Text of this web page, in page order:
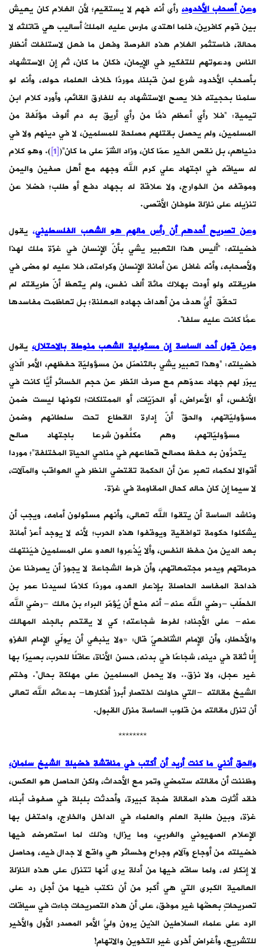
وعن أصحاب الأخدود، رأى أنه فهم لا يستقيم؛ لأن الغلام كان يعيش
بين قوم كافرين، فلما اهتدى مارس عليه الملكُ أساليب هي قاتلتُه لا
محالة، فاستثمر الغلام هذه الفرصة وفعل ما فعل لاستلفات أنظار
الناس ودعوتهم للتفكير في الإيمان، فكان ما كان، ثم إن الاستشهاد
بأصحاب الأخدود شرع لمن قبلنا، موردًا خلاف العلماء حوله، وأنه لو
سلمنا بحجيته فلا يصح الاستشهاد به للفارق القائم، وأورد كلام ابن
تيمية: “فلا رأي أعظم ‌ذمًّا من رأي أريق به دم ألوف مؤلّفة من
المسلمين، ولم يحصل بقتلهم مصلحة للمسلمين، لا في دينهم ولا في
دنياهم، بل نقص الخير عمّا كان، وزاد الشّرّ على ما كان”([1] ). وهو كلام
له سياقه في اجتهاد علي كرم الله وجهه مع أهل صفين واليمن
وموقفه من الخوارج، ولا علاقة له بجهاد دفع أو طلب؛ فضلا عن
تنزيله على نازلة طوفان الأقصى.
وعن تصريح أحدهم أن رأس مالهم هو الشعب الفلسطيني، يقول
فضيلته: “أليس هذا التّعبير يشي بأنّ الإنسان في غزّة ملك لهذا
ولأصحابه، وأنّه غافل عن أمانة الإنسان وكرامته، فلا عليه لو مضى في
طريقته ولو أودت بهلاك مائة ألف نفس، ولم يتّعظ أنّ طريقته لم
تحقّق أيّ هدف من أهداف جهاده المعلنة؛ بل تعاظمت مفاسدُها
عمّا كانت عليه سلفًا”.
وعن قول أحد الساسة إن مسئولية الشعب منوطة بالاحتلال،يقول
فضيلته: “وهذا تعبير يشي بالتّنصّل من مسؤوليّة حفظهم، الأمر الّذي
يبرّر لهم جهاد عدوّهم مع صرف النّظر عن حجم الخسائر أيّاً كانت في
الأنفس، أو الأعراض، أو الحرّيّات، أو الممتلكات؛ لكونها ليست ضمن
مسؤوليّاتهم، والحقّ أنّ إدارة القطاع تحت سلطانهم وضمن
مسؤوليّاتهم، وهم مكلّفون شرعاً باجتهاد صالح
يتحرّون به حفظ مصالح قطاعهم في مناحي الحياة المختلفة”؛ موردًا
أقوالا لحكماء تعبر عن أن الحكمة تقتضي النظر في العواقب والمآلات،
لا سيما إن كان حاله كحال المقاومة في غزة.
وناشد الساسة أن يتقوا الله تعالى، وأنهم مسئولون أمامه، ويجب أن
يشكلوا حكومة توافقية ويوقفوا هذه الحرب؛ لأنه لا يوجد أعز أمانة
بعد الدين من حفظ النفس، وألا يُذْعِروا العدو على المسلمين فيَنتهك
حرماتهم ويدمر مجتمعاتهم، وأن فرط الشجاعة لا يجوز أن يصرفنا عن
فداحة المفاسد الحاصلة بإذعار العدو، موردًا كلامًا لسيدنا عمر بن
الخطّاب -رضي الله عنه- أنه منع أن يُؤمّر البراء بن مالك -رضي الله
عنه- على الأجناد؛ لفرط شجاعته؛ كي لا يقتحم بالجند المهالك
والأخطار، وأن الإمام الشّافعيّ قال: «ولا ينبغي أن يولّي الإمام الغزو
إلّا ‌ثقةً ‌في ‌دينه، شجاعًا في بدنه، حسن الأناة، عاقلًا للحرب، بصيرًا بها
غير عجل، ولا نزق.. ولا يحمل المسلمين على مهلكة بحال”. وختم
الشيخ مقالته -التي حاولت اختصار أبرز أفكارها- بدعائه الله تعالى
أن تنزل مقالته من قلوب الساسة منزل القبول.
********
والحق أنني ما كنت أريد أن أكتب في مناقشة فضيلة الشيخ سلمان،
وظننت أن مقالته ستمضي وتمر مع الأحداث، ولكن الحاصل هو العكس،
فقد أثارت هذه المقالة ضجة كبيرة، وأحدثت بلبلة في صفوف أبناء
غزة، وبين طلبة العلم والعلماء في الداخل والخارج، واحتفل بها
الإعلام الصهيوني والغربي، وما يزال؛ وذلك لما استعرضه فيها
فضيلته من أوجاع وآلام وجراح وخسائر هي واقع لا جدال فيه، وحاصل
لا إنكار له، ولما ساقه فيها من أدلة يرى أنها تتنزل على هذه النازلة
العالمية الكبرى التي هي أكبر من أن نكتب فيها من أجل رد على
تصريحاتٍ بعضُها غير موفق، على أن هذه التصريحات جاءت في سياقات
الرد على علماء السلاطين الذين يرون وليَّ الأمر المصدر الأول والأخير
للتشريع، وأغراض أخرى غير التخوين والاتهام!